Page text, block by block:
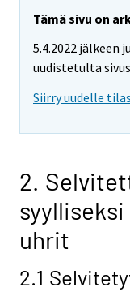
Tämä sivu on
5.4.2022
uudistetulta
Siirry uudelle
2.
uhrit
2.1